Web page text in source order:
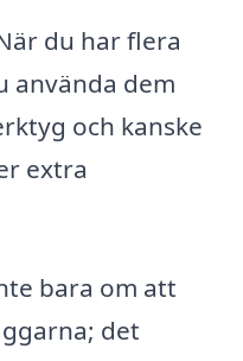
du har flera
använda dem
och kanske
extra
bara om att
det